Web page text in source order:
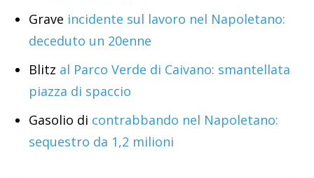
Grave incidente sul lavoro nel Napoletano:
deceduto un 20enne
Blitz al Parco Verde di Caivano: smantellata
piazza di spaccio
Gasolio di contrabbando nel Napoletano:
sequestro da 1,2 milioni